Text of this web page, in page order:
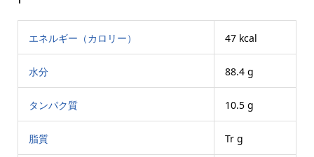
エネルギー（カロリー） 47 kcal
水分 88.4 g
タンパク質 10.5 g
脂質 Tr g